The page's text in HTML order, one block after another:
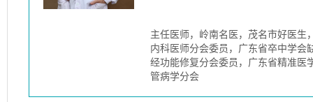
主任医师，岭南名医，茂名市好医生
内科医师分会委员，广东省卒中学会
经功能修复分会委员，广东省精准医
管病学分会